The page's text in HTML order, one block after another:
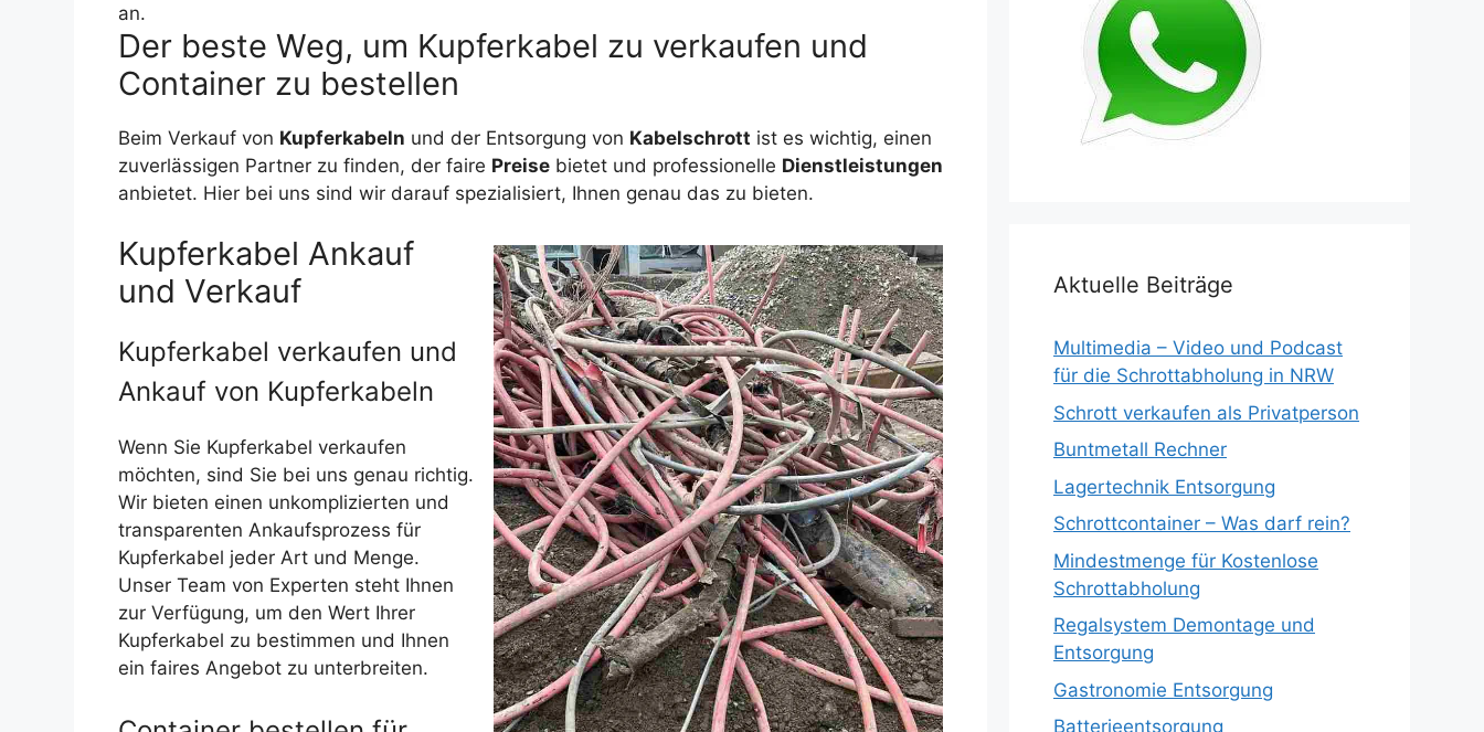
an.
Der beste Weg, um Kupferkabel zu verkaufen und
Container zu bestellen
Beim Verkauf von Kupferkabeln und der Entsorgung von Kabelschrott ist es wichtig, einen
zuverlässigen Partner zu finden, der faire Preise bietet und professionelle Dienstleistungen
anbietet. Hier bei uns sind wir darauf spezialisiert, Ihnen genau das zu bieten.
Kupferkabel Ankauf
und Verkauf
Kupferkabel verkaufen und
Ankauf von Kupferkabeln
Wenn Sie Kupferkabel verkaufen
möchten, sind Sie bei uns genau richtig.
Wir bieten einen unkomplizierten und
transparenten Ankaufsprozess für
Kupferkabel jeder Art und Menge.
Unser Team von Experten steht Ihnen
zur Verfügung, um den Wert Ihrer
Kupferkabel zu bestimmen und Ihnen
ein faires Angebot zu unterbreiten.
Aktuelle Beiträge
Multimedia – Video und Podcast
für die Schrottabholung in NRW
Schrott verkaufen als Privatperson
Buntmetall Rechner
Lagertechnik Entsorgung
Schrottcontainer – Was darf rein?
Mindestmenge für Kostenlose
Schrottabholung
Regalsystem Demontage und
Entsorgung
Gastronomie Entsorgung
Batterieentsorgung